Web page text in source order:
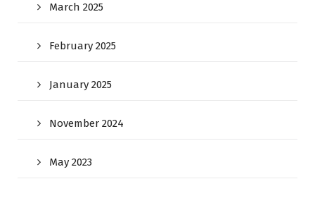
March 2025
February 2025
January 2025
November 2024
May 2023